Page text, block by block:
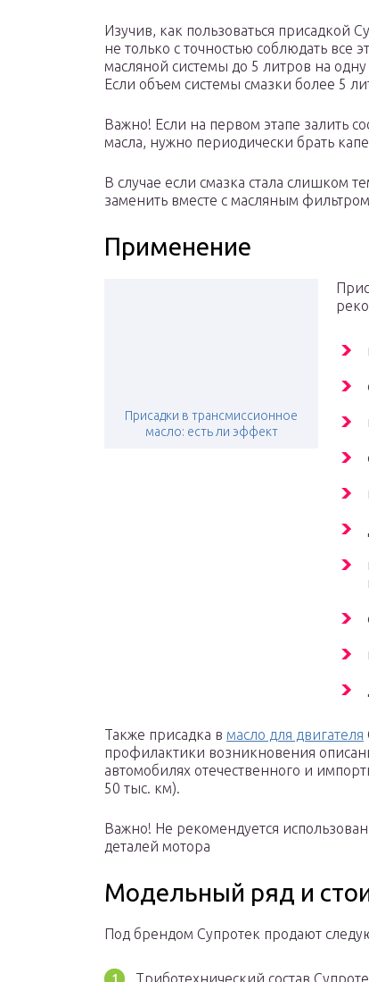
Изучив, как пользоваться присадкой
не только с точностью соблюдать все
масляной системы до 5 литров на
Если объем системы смазки более 5
Важно! Если на первом этапе залить
масла, нужно периодически брать
В случае если смазка стала слишком
заменить вместе с масляным
Применение
Присадки в трансмиссионное
масло: есть ли эффект
Также присадка в масло для двигателя
профилактики возникновения
автомобилях отечественного и
50 тыс. км).
Важно! Не рекомендуется
деталей мотора
Модельный ряд и
Под брендом Супротек продают
Триботехнический состав